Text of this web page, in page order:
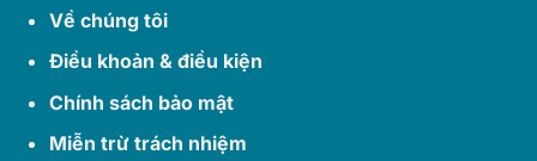
Về chúng tôi
Điều khoản & điều kiện
Chính sách bảo mật
Miễn trừ trách nhiệm